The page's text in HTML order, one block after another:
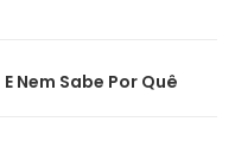
Nem Sabe Por Quê